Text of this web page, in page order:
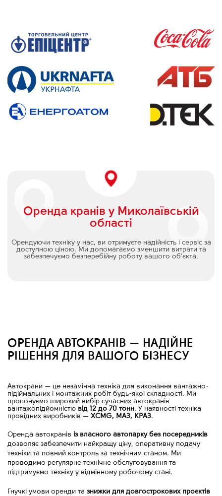
Оренда кранів у Миколаївській
області
Орендуючи техніку у нас, ви отримуєте надійність і сервіс за
доступною ціною. Ми допомагаємо зменшити витрати та
забезпечуємо безперебійну роботу вашого об’єкта.
ОРЕНДА АВТОКРАНІВ — НАДІЙНЕ
РІШЕННЯ ДЛЯ ВАШОГО БІЗНЕСУ
Автокрани — це незамінна техніка для виконання вантажно-
підіймальних і монтажних робіт будь-якої складності. Ми
пропонуємо широкий вибір сучасних автокранів
вантажопідйомністю від 12 до 70 тонн. У наявності техніка
провідних виробників — XCMG, МАЗ, КРАЗ.
Оренда автокранів із власного автопарку без посередників
дозволяє забезпечити найкращу ціну, оперативну подачу
техніки та повний контроль за технічним станом. Ми
проводимо регулярне технічне обслуговування та
підтримуємо техніку у відмінному робочому стані.
Гнучкі умови оренди та знижки для довгострокових проєктів